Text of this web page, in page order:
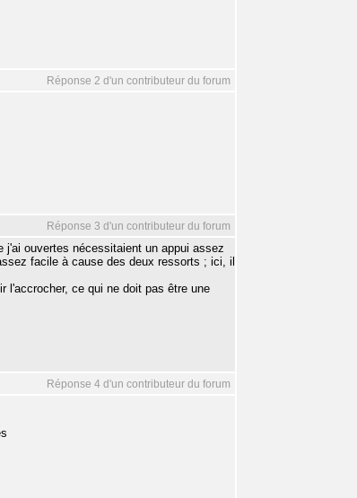
Réponse 2 d'un contributeur du forum
Réponse 3 d'un contributeur du forum
ouvertes nécessitaient un appui assez
facile à cause des deux ressorts ; ici, il
l'accrocher, ce qui ne doit pas être une
Réponse 4 d'un contributeur du forum